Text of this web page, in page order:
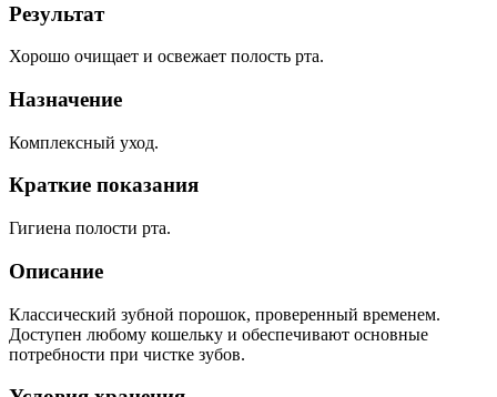
Результат
Хорошо очищает и освежает полость рта.
Назначение
Комплексный уход.
Краткие показания
Гигиена полости рта.
Описание
Классический зубной порошок, проверенный временем.
Доступен любому кошельку и обеспечивают основные
потребности при чистке зубов.